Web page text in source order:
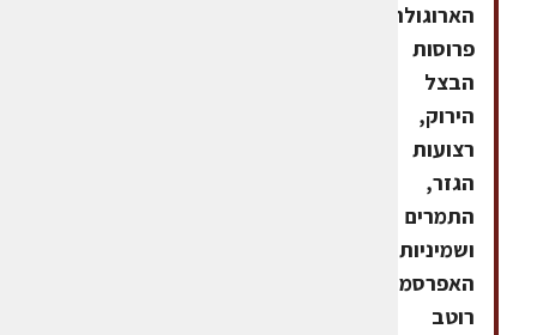
הארוגולה,
פרוסות
הבצל
הירוק,
רצועות
הגזר,
התמרים
ושמיניות
האפרסמון.להכין
רוטב